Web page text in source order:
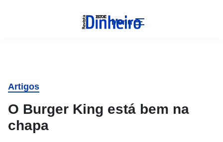
Menu
Artigos
O Burger King está bem na
chapa